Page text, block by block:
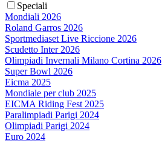
Speciali
Mondiali 2026
Roland Garros 2026
Sportmediaset Live Riccione 2026
Scudetto Inter 2026
Olimpiadi Invernali Milano Cortina 2026
Super Bowl 2026
Eicma 2025
Mondiale per club 2025
EICMA Riding Fest 2025
Paralimpiadi Parigi 2024
Olimpiadi Parigi 2024
Euro 2024